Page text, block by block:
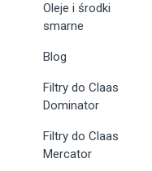
Oleje i środki
smarne
Blog
Filtry do Claas
Dominator
Filtry do Claas
Mercator